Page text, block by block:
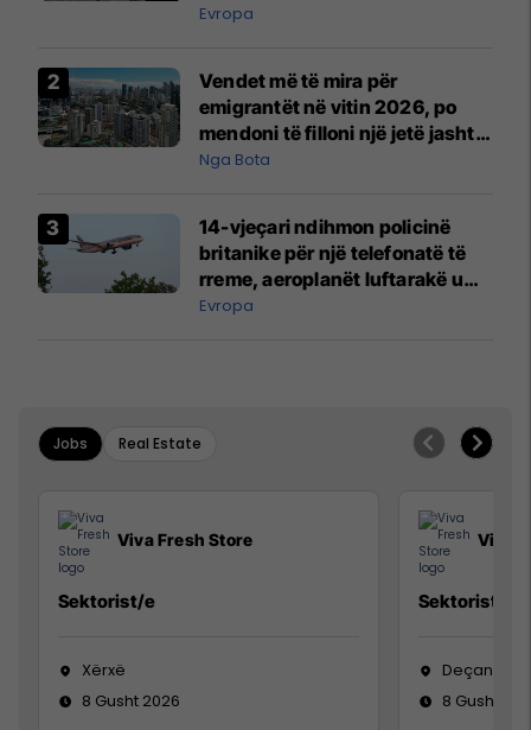
Evropa
Vendet më të mira për
emigrantët në vitin 2026, po
mendoni të filloni një jetë jashtë
vendit?
Nga Bota
14-vjeçari ndihmon policinë
britanike për një telefonatë të
rreme, aeroplanët luftarakë u
ngritën në ajër për të
Evropa
Jobs Real Estate
Viva Fresh Store
Sektorist/e
Xërxë
8 Gusht 2026
Viva
Sektorist/e
Deçan
8 Gusht